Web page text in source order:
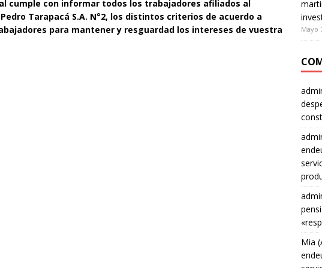
cumple con informar todos los trabajadores afiliados al
Tarapacá S.A. N°2, los distintos criterios de acuerdo a
para mantener y resguardad los intereses de vuestra
Mayo
Mia